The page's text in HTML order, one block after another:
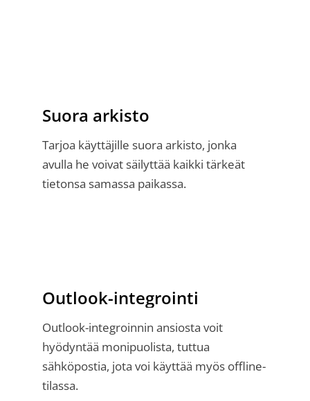
Suora arkisto
Tarjoa käyttäjille suora arkisto, jonka
avulla he voivat säilyttää kaikki tärkeät
tietonsa samassa paikassa.
Outlook-integrointi
Outlook-integroinnin ansiosta voit
hyödyntää monipuolista, tuttua
sähköpostia, jota voi käyttää myös offline-
tilassa.